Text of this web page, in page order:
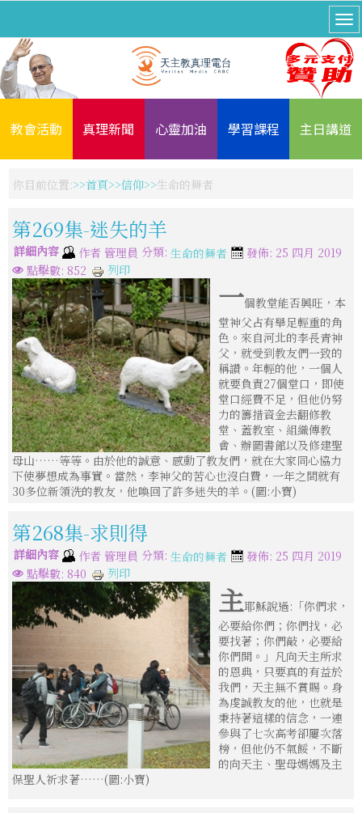
教會活動 真理新聞 心靈加油 學習課程 主日講道
你目前位置: 首頁 信仰 生命的舞者
第269集-迷失的羊
詳細內容 作者 管理員 分類: 生命的舞者
發佈: 25 四月 2019
點擊數: 852
列印
一個教堂能否興旺，本
堂神父占有舉足輕重的角
色。來自河北的李長青神
父，就受到教友們一致的
稱讚。年輕的他，一個人
就要負責27個堂口，即使
堂口經費不足，但他仍努
力的籌措資金去翻修教
堂、蓋教室、組織傳教
會、辦圖書館以及修建聖
母山……等等。由於他的誠意、感動了教友們，就在大家同心協力
下使夢想成為事實。當然，李神父的苦心也沒白費，一年之間就有
30多位新領洗的教友，他喚回了許多迷失的羊。(圖:小寶)
第268集-求則得
詳細內容 作者 管理員 分類: 生命的舞者
發佈: 25 四月 2019
點擊數: 840
列印
主耶穌說過:「你們求，
必要給你們；你們找，必
要找著；你們敲，必要給
你們開。」凡向天主所求
的恩典，只要真的有益於
我們，天主無不賞賜。身
為虔誠教友的他，也就是
秉持著這樣的信念，一連
參與了七次高考卻屢次落
榜，但他仍不氣餒，不斷
的向天主、聖母媽媽及主
保聖人祈求著……(圖:小寶)